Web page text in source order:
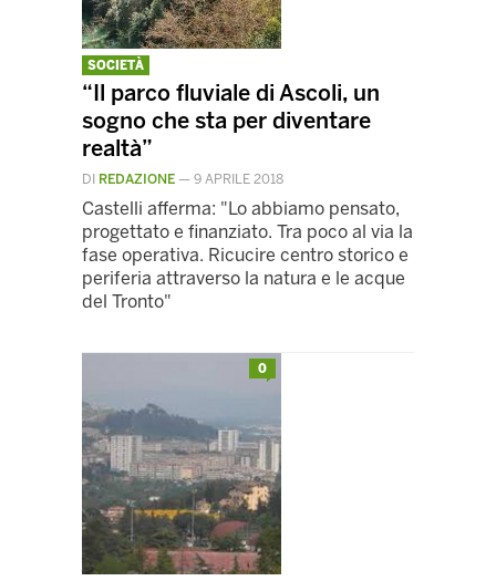
SOCIETÀ
“Il parco fluviale di Ascoli, un
sogno che sta per diventare
realtà”
DI REDAZIONE — 9 APRILE 2018
Castelli afferma: "Lo abbiamo pensato,
progettato e finanziato. Tra poco al via la
fase operativa. Ricucire centro storico e
periferia attraverso la natura e le acque
del Tronto"
0